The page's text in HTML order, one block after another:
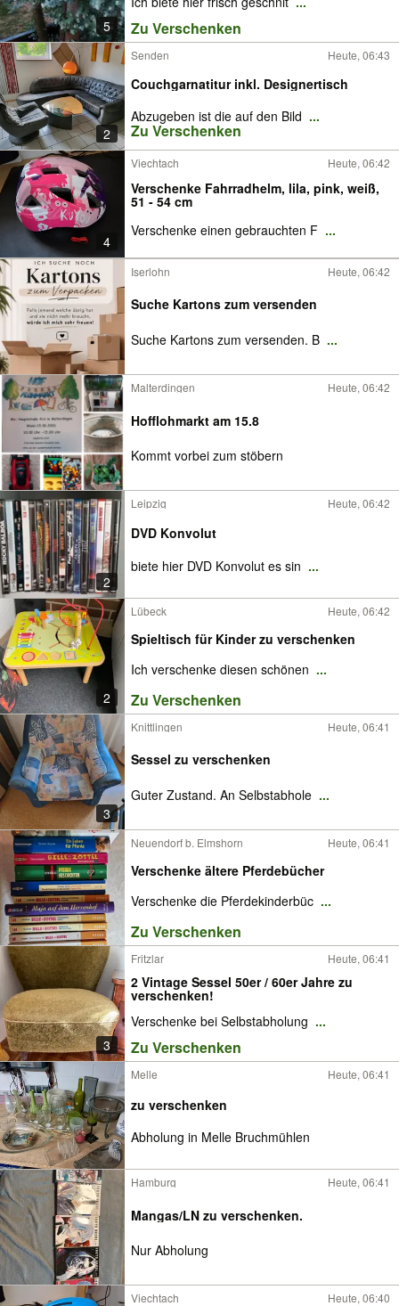
5 Zu Verschenken
2
Senden Heute, 06:43
Couchgarnatitur inkl. Designertisch
Abzugeben ist die auf den Bild ...
Zu Verschenken
4
Viechtach Heute, 06:42
Verschenke Fahrradhelm, lila, pink, weiß,
51 - 54 cm
Verschenke einen gebrauchten F ...
Iserlohn Heute, 06:42
Suche Kartons zum versenden
Suche Kartons zum versenden. B ...
Malterdingen Heute, 06:42
Hofflohmarkt am 15.8
Kommt vorbei zum stöbern
2
Leipzig Heute, 06:42
DVD Konvolut
biete hier DVD Konvolut es sin ...
2
Lübeck Heute, 06:42
Spieltisch für Kinder zu verschenken
Ich verschenke diesen schönen ...
Zu Verschenken
3
Knittlingen Heute, 06:41
Sessel zu verschenken
Guter Zustand. An Selbstabhole ...
Neuendorf b. Elmshorn Heute, 06:41
Verschenke ältere Pferdebücher
Verschenke die Pferdekinderbüc ...
Zu Verschenken
3
Fritzlar Heute, 06:41
2 Vintage Sessel 50er / 60er Jahre zu
verschenken!
Verschenke bei Selbstabholung ...
Zu Verschenken
Melle Heute, 06:41
zu verschenken
Abholung in Melle Bruchmühlen
Hamburg Heute, 06:41
Mangas/LN zu verschenken.
Nur Abholung
Viechtach Heute, 06:40